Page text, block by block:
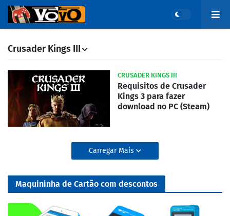
Crusader Kings III
CRUSADER KINGS III
Requisitos de Crusader
Kings 3 para fazer
download no PC (Steam)
Carregar Mais
Maquininha de Cartão com descontos